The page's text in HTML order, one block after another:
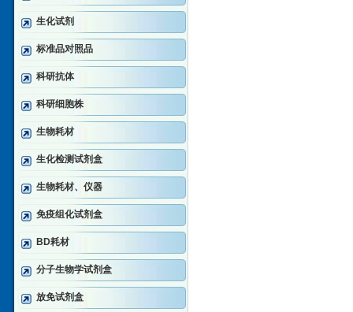
生化试剂
标准品对照品
科研抗体
科研细胞株
生物耗材
生化检测试剂盒
生物耗材、仪器
免疫组化试剂盒
BD耗材
分子生物学试剂盒
放免试剂盒